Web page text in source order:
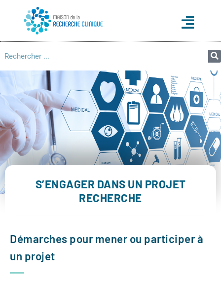
S’ENGAGER DANS UN PROJET
RECHERCHE
Démarches pour mener ou participer à
un projet